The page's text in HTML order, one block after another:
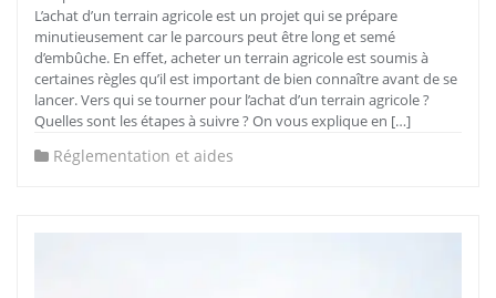
L’achat d’un terrain agricole est un projet qui se prépare
minutieusement car le parcours peut être long et semé
d’embûche. En effet, acheter un terrain agricole est soumis à
certaines règles qu’il est important de bien connaître avant de se
lancer. Vers qui se tourner pour l’achat d’un terrain agricole ?
Quelles sont les étapes à suivre ? On vous explique en […]
Réglementation et aides